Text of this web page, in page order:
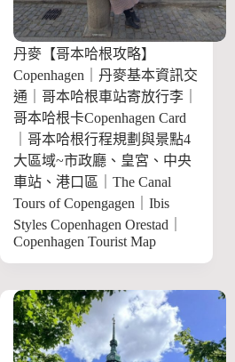
丹麥【哥本哈根攻略】
Copenhagen｜丹麥基本資訊交
通｜哥本哈根車站寄放行李｜
哥本哈根卡Copenhagen Card
｜哥本哈根行程規劃與景點4
大區域~市政廳、皇宮、中央
車站、港口區｜The Canal
Tours of Copengagen｜Ibis
Styles Copenhagen Orestad｜
Copenhagen Tourist Map